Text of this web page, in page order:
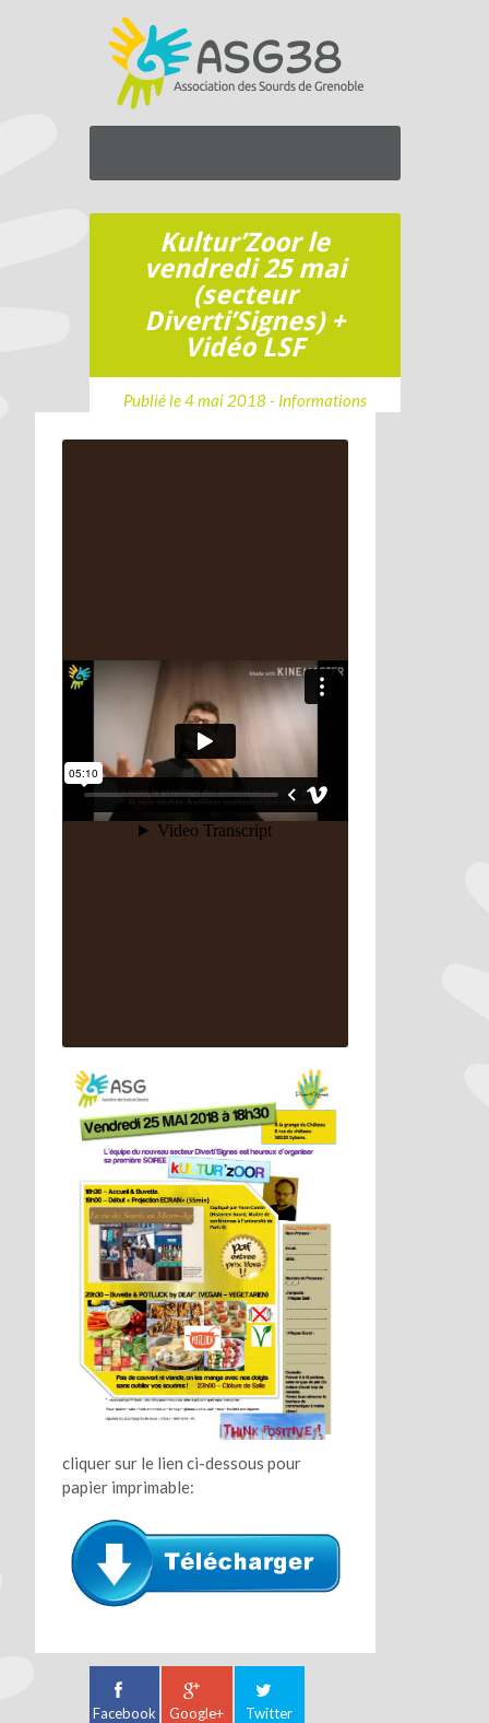
Kultur’Zoor le
vendredi 25 mai
(secteur
Diverti’Signes) +
Vidéo LSF
Publié le 4 mai 2018 - Informations
cliquer sur le lien ci-dessous pour
papier imprimable:
Facebook Google+ Twitter